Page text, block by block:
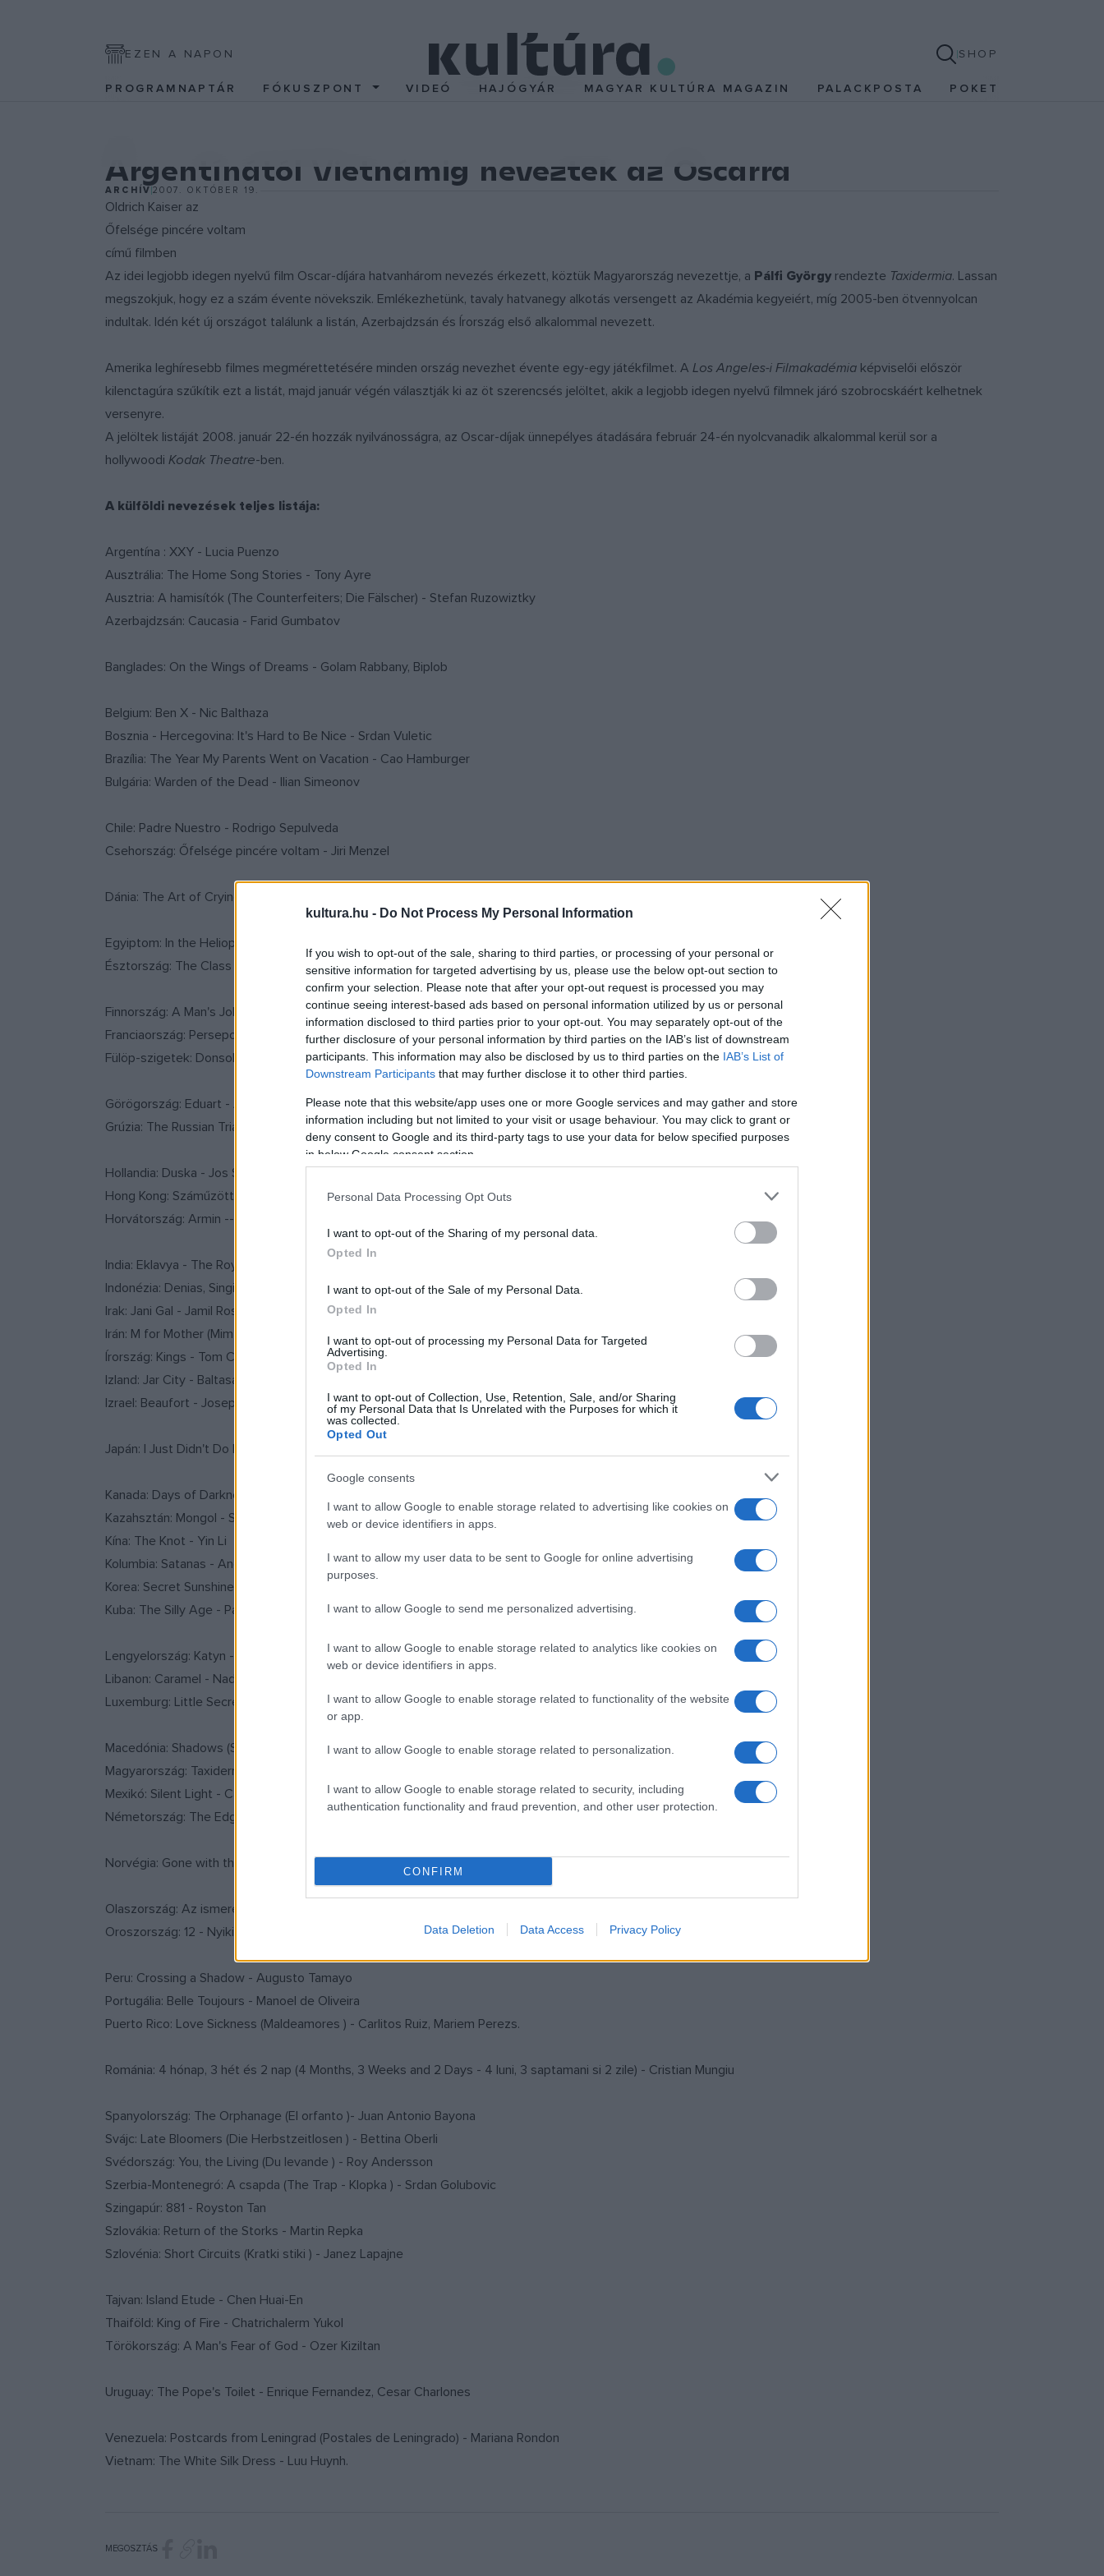
kultura.hu - Do Not Process My Personal Information
If you wish to opt-out of the sale, sharing to third parties, or processing of your personal or
sensitive information for targeted advertising by us, please use the below opt-out section to
confirm your selection. Please note that after your opt-out request is processed you may
continue seeing interest-based ads based on personal information utilized by us or personal
information disclosed to third parties prior to your opt-out. You may separately opt-out of the
further disclosure of your personal information by third parties on the IAB’s list of downstream
participants. This information may also be disclosed by us to third parties on the IAB’s List of
Downstream Participants that may further disclose it to other third parties.
Please note that this website/app uses one or more Google services and may gather and store
information including but not limited to your visit or usage behaviour. You may click to grant or
deny consent to Google and its third-party tags to use your data for below specified purposes
in below Google consent section.
Personal Data Processing Opt Outs
I want to opt-out of the Sharing of my personal data.
Opted In
I want to opt-out of the Sale of my Personal Data.
Opted In
I want to opt-out of processing my Personal Data for Targeted
Advertising.
Opted In
I want to opt-out of Collection, Use, Retention, Sale, and/or Sharing
of my Personal Data that Is Unrelated with the Purposes for which it
was collected.
Opted Out
Google consents
I want to allow Google to enable storage related to advertising like cookies on
web or device identifiers in apps.
I want to allow my user data to be sent to Google for online advertising
purposes.
I want to allow Google to send me personalized advertising.
I want to allow Google to enable storage related to analytics like cookies on
web or device identifiers in apps.
I want to allow Google to enable storage related to functionality of the website
or app.
I want to allow Google to enable storage related to personalization.
I want to allow Google to enable storage related to security, including
authentication functionality and fraud prevention, and other user protection.
CONFIRM
Data Deletion Data Access Privacy Policy
EZEN A NAPON SHOP
PROGRAMNAPTÁR FÓKUSZPONT VIDEÓ HAJÓGYÁR MAGYAR KULTÚRA MAGAZIN PALACKPOSTA POKET
Argentínától Vietnámig neveztek az Oscarra
ARCHÍV2007. OKTÓBER 19.
Oldrich Kaiser az
Őfelsége pincére voltam
című filmben
Az idei legjobb idegen nyelvű film Oscar-díjára hatvanhárom nevezés érkezett, köztük Magyarország nevezettje, a Pálfi György rendezte Taxidermia. Lassan
megszokjuk, hogy ez a szám évente növekszik. Emlékezhetünk, tavaly hatvanegy alkotás versengett az Akadémia kegyeiért, míg 2005-ben ötvennyolcan
indultak. Idén két új országot találunk a listán, Azerbajdzsán és Írország első alkalommal nevezett.
Amerika leghíresebb filmes megmérettetésére minden ország nevezhet évente egy-egy játékfilmet. A Los Angeles-i Filmakadémia képviselői először
kilenctagúra szűkítik ezt a listát, majd január végén választják ki az öt szerencsés jelöltet, akik a legjobb idegen nyelvű filmnek járó szobrocskáért kelhetnek
versenyre.
A jelöltek listáját 2008. január 22-én hozzák nyilvánosságra, az Oscar-díjak ünnepélyes átadására február 24-én nyolcvanadik alkalommal kerül sor a
hollywoodi Kodak Theatre-ben.
A külföldi nevezések teljes listája:
Argentína : XXY - Lucia Puenzo
Ausztrália: The Home Song Stories - Tony Ayre
Ausztria: A hamisítók (The Counterfeiters; Die Fälscher) - Stefan Ruzowiztky
Azerbajdzsán: Caucasia - Farid Gumbatov
Banglades: On the Wings of Dreams - Golam Rabbany, Biplob
Belgium: Ben X - Nic Balthaza
Bosznia - Hercegovina: It's Hard to Be Nice - Srdan Vuletic
Brazília: The Year My Parents Went on Vacation - Cao Hamburger
Bulgária: Warden of the Dead - Ilian Simeonov
Chile: Padre Nuestro - Rodrigo Sepulveda
Csehország: Őfelsége pincére voltam - Jiri Menzel
Dánia: The Art of Crying (Kunsten at gr?de i kor ) - Peter Schonau Fog
Egyiptom: In the Heliopolis Flat - Mohamed Khan
Észtország: The Class (Klass) - Ilmar Raag.
Finnország: A Man's Job (Miehen työ) - Aleksi Salmenpera
Franciaország: Persepolis - Marjane Satrapi, Vincent Paronnauds
Fülöp-szigetek: Donsol - Adolfo Alix, Jr.
Görögország: Eduart - Angeliki Antoniou
Grúzia: The Russian Triangle - Aleko Tsabadze
Hollandia: Duska - Jos Stelling
Hong Kong: Száműzöttek (Exiled) - Johnnie To
Horvátország: Armin --Ognjen Svilicic
India: Eklavya - The Royal Guard - Vidhu Vinod Chopra
Indonézia: Denias, Singing on the Cloud - John De Rantau
Irak: Jani Gal - Jamil Rostami
Irán: M for Mother (Mim mesle madar)- Rasoul Mollagholipour
Írország: Kings - Tom Collins
Izland: Jar City - Baltasar Kormakur
Izrael: Beaufort - Joseph Cedar
Japán: I Just Didn't Do It (Soredemo boku wa yattenai) - Masayuki Suo
Kanada: Days of Darkness - Denys Arcand
Kazahsztán: Mongol - Szergej Bodrov
Kína: The Knot - Yin Li
Kolumbia: Satanas - Andi Baiz
Korea: Secret Sunshine (Milyang) - Chang-dong Lee
Kuba: The Silly Age - Pavel Giroud
Lengyelország: Katyn - Andrzej Wajda
Libanon: Caramel - Nadine Labaki
Luxemburg: Little Secrets (Perl oder Pica) - Pol Cruchten
Macedónia: Shadows (Senki) - Milcho Manchevski
Magyarország: Taxidermia - Pálfi György
Mexikó: Silent Light - Carlos Reygadas
Németország: The Edge of Heaven (Auf der anderen Seite) - Fatih Akin
Norvégia: Gone with the Woman (Tatt av kvinnen) - Petter Naess
Olaszország: Az ismeretlen (The Unknown - La Sconosciuta) - Giuseppe Tornatore
Oroszország: 12 - Nyikita Mihalkov
Peru: Crossing a Shadow - Augusto Tamayo
Portugália: Belle Toujours - Manoel de Oliveira
Puerto Rico: Love Sickness (Maldeamores ) - Carlitos Ruiz, Mariem Perezs.
Románia: 4 hónap, 3 hét és 2 nap (4 Months, 3 Weeks and 2 Days - 4 luni, 3 saptamani si 2 zile) - Cristian Mungiu
Spanyolország: The Orphanage (El orfanto )- Juan Antonio Bayona
Svájc: Late Bloomers (Die Herbstzeitlosen ) - Bettina Oberli
Svédország: You, the Living (Du levande ) - Roy Andersson
Szerbia-Montenegró: A csapda (The Trap - Klopka ) - Srdan Golubovic
Szingapúr: 881 - Royston Tan
Szlovákia: Return of the Storks - Martin Repka
Szlovénia: Short Circuits (Kratki stiki ) - Janez Lapajne
Tajvan: Island Etude - Chen Huai-En
Thaiföld: King of Fire - Chatrichalerm Yukol
Törökország: A Man's Fear of God - Ozer Kiziltan
Uruguay: The Pope's Toilet - Enrique Fernandez, Cesar Charlones
Venezuela: Postcards from Leningrad (Postales de Leningrado) - Mariana Rondon
Vietnam: The White Silk Dress - Luu Huynh.
MEGOSZTÁS